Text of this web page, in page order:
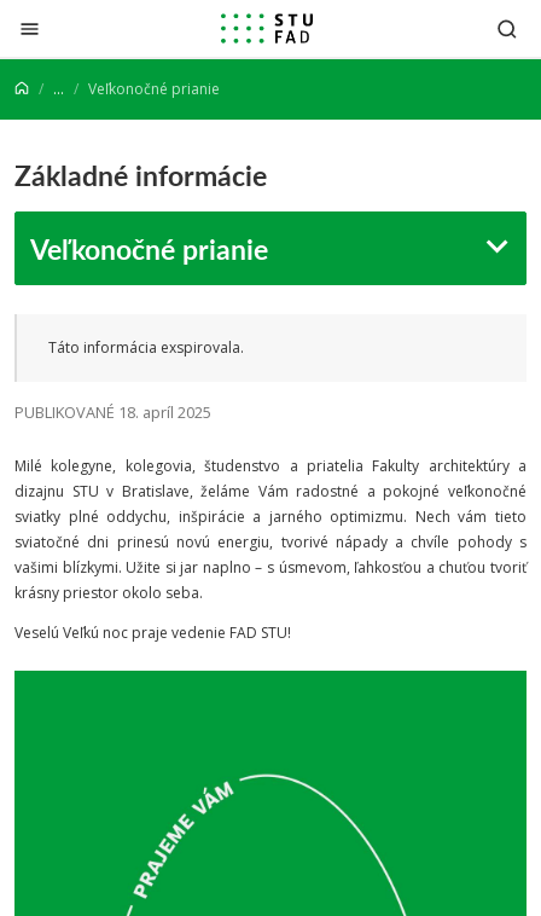
Prejsť na obsah
... Veľkonočné prianie
Základné informácie
Veľkonočné prianie
Táto informácia exspirovala.
PUBLIKOVANÉ 18. apríl 2025
Milé kolegyne, kolegovia, študenstvo a priatelia Fakulty architektúry a
dizajnu STU v Bratislave, želáme Vám radostné a pokojné veľkonočné
sviatky plné oddychu, inšpirácie a jarného optimizmu. Nech vám tieto
sviatočné dni prinesú novú energiu, tvorivé nápady a chvíle pohody s
vašimi blízkymi. Užite si jar naplno – s úsmevom, ľahkosťou a chuťou tvoriť
krásny priestor okolo seba.
Veselú Veľkú noc praje vedenie FAD STU!